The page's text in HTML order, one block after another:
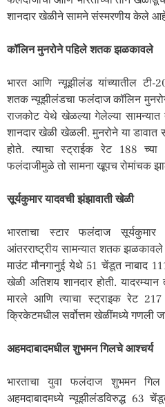
शानदार खेळीने सामने संस्मरणीय केले
कॉलिन मुनरोने पहिले शतक झळकावले
भारत आणि न्यूझीलंड यांच्यातील टी-
शतक न्यूझीलंडचा फलंदाज कॉलिन
राजकोट येथे खेळल्या गेलेल्या सामन्यात
शानदार खेळी खेळली. मुनरोने या
होते. त्याचा स्ट्राईक रेट 188
फलंदाजीमुळे तो सामना खूपच रोमांचक
सूर्यकुमार यादवची झंझावाती खेळी
भारताचा स्टार फलंदाज सूर्यकुमार
आंतरराष्ट्रीय सामन्यात शतक
माउंट मौनगानुई येथे 51 चेंडूत नाबाद
खेळी अतिशय शानदार होती.
मारले आणि त्याचा स्ट्राइक रेट
क्रिकेटमधील सर्वोत्तम खेळींमध्ये गणली
अहमदाबादमधील शुभमन गिलचे आश्चर्य
भारताचा युवा फलंदाज शुभमन
अहमदाबादमध्ये न्यूझीलंडविरुद्ध 63